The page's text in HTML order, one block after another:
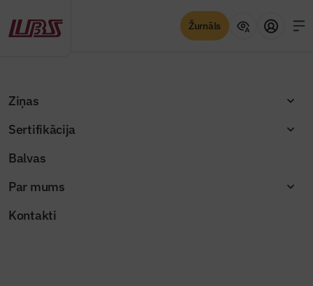
Žurnāls
Ziņas
Sertifikācija
Balvas
Par mums
Kontakti
Citas sadarbības iespējas
Abonē žurnālu “Būvinženieris”